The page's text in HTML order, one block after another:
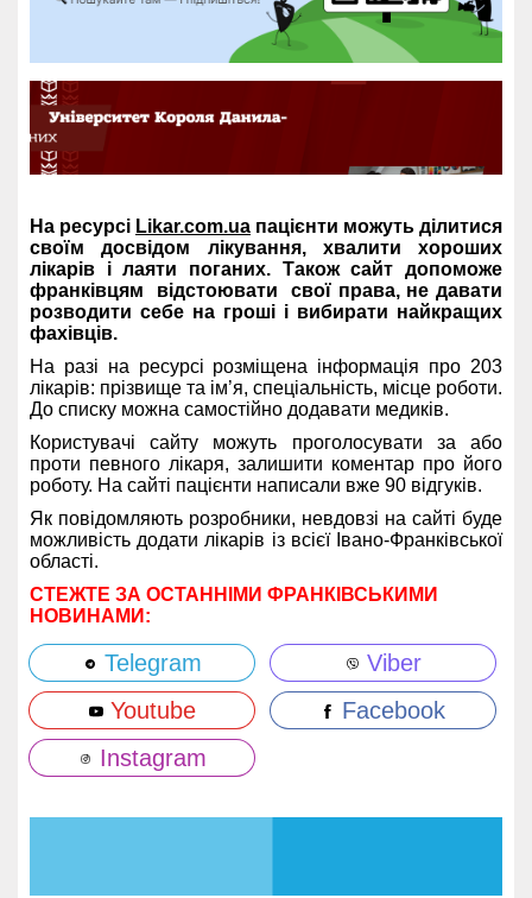
На ресурсі Likar.com.ua пацієнти можуть ділитися
своїм досвідом лікування, хвалити хороших
лікарів і лаяти поганих. Також сайт допоможе
франківцям відстоювати свої права, не давати
розводити себе на гроші і вибирати найкращих
фахівців.
На разі на ресурсі розміщена інформація про 203
лікарів: прізвище та ім’я, спеціальність, місце роботи.
До списку можна самостійно додавати медиків.
Користувачі сайту можуть проголосувати за або
проти певного лікаря, залишити коментар про його
роботу. На сайті пацієнти написали вже 90 відгуків.
Як повідомляють розробники, невдовзі на сайті буде
можливість додати лікарів із всієї Івано-Франківської
області.
СТЕЖТЕ ЗА ОСТАННІМИ ФРАНКІВСЬКИМИ
НОВИНАМИ:
Telegram
Viber
Youtube
Facebook
Instagram